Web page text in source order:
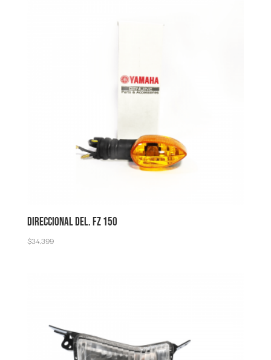
DIRECCIONAL DEL. FZ 150
$34,399